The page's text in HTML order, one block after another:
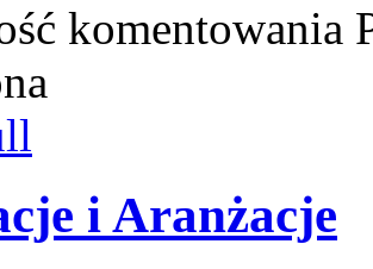
komentowania
i Aranżacje